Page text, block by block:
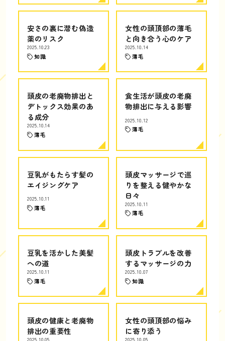
安さの裏に潜む偽造
薬のリスク
2025.10.23
知識
女性の頭頂部の薄毛
と向き合う心のケア
2025.10.14
薄毛
頭皮の老廃物排出と
デトックス効果のあ
る成分
2025.10.14
薄毛
食生活が頭皮の老廃
物排出に与える影響
2025.10.12
薄毛
豆乳がもたらす髪の
エイジングケア
2025.10.11
薄毛
頭皮マッサージで巡
りを整える健やかな
日々
2025.10.11
薄毛
豆乳を活かした美髪
への道
2025.10.11
薄毛
頭皮トラブルを改善
するマッサージの力
2025.10.07
知識
頭皮の健康と老廃物
排出の重要性
女性の頭頂部の悩み
に寄り添う